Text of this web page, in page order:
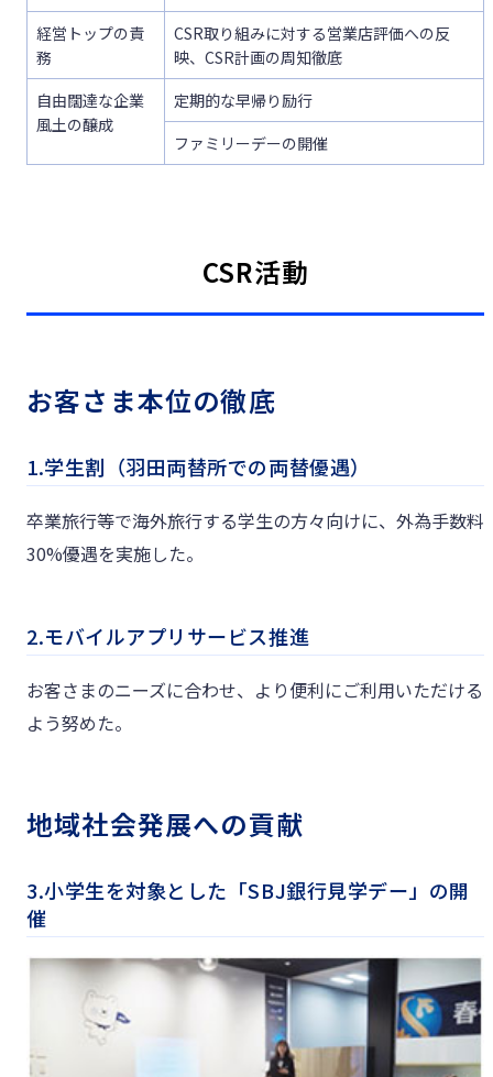
経営トップの責
務
CSR取り組みに対する営業店評価への反
映、CSR計画の周知徹底
自由闊達な企業
風土の醸成
定期的な早帰り励行
ファミリーデーの開催
CSR活動
お客さま本位の徹底
1.学生割（羽田両替所での両替優遇）
卒業旅行等で海外旅行する学生の方々向けに、外為手数料
30%優遇を実施した。
2.モバイルアプリサービス推進
お客さまのニーズに合わせ、より便利にご利用いただける
よう努めた。
地域社会発展への貢献
3.小学生を対象とした「SBJ銀行見学デー」の開
催